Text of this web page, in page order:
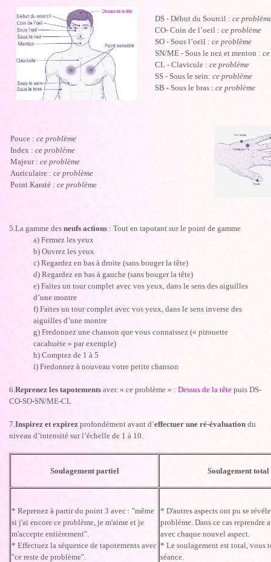
DS - Début du Sourcil : ce
CO- Coin de l’oeil : ce problème
SO - Sous l’oeil : ce problème
SN/ME - Sous le nez et menton :
CL - Clavicule : ce problème
SS - Sous le sein: ce problème
SB - Sous le bras : ce problème
Pouce : ce problème
Index : ce problème
Majeur : ce problème
Auriculaire : ce problème
Point Karaté : ce problème
5.La gamme des neufs actions : Tout en tapotant sur le point de gamme
a) Fermez les yeux
b) Ouvrez les yeux
c) Regardez en bas à droite (sans bouger la tête)
d) Regardez en bas à gauche (sans bouger la tête)
e) Faites un tour complet avec vos yeux, dans le sens des aiguilles
d’une montre
f) Faites un tour complet avec vos yeux, dans le sens inverse des
aiguilles d’une montre
g) Fredonnez une chanson que vous connaissez (« pirouette
cacahuète » par exemple)
h) Comptez de 1 à 5
i) Fredonnez à nouveau votre petite chanson
6. Reprenez les tapotements avec « ce problème » : Dessus de la tête puis DS-
CO-SO-SN/ME-CL
7. Inspirez et expirez profondément avant d’effectuer une ré-évaluation du
niveau d’intensité sur l’échelle de 1 à 10.
Soulagement partiel Soulagement total
* Reprenez à partir du point 3 avec : "même
si j'ai encore ce problème, je m'aime et je
m'accepte entièrement".
* Effectuez la séquence de tapotements avec
"ce reste de problème".
* D'autres aspects ont pu se
problème. Dans ce cas reprendre
avec chaque nouvel aspect.
* Le soulagement est total, vous
séance.